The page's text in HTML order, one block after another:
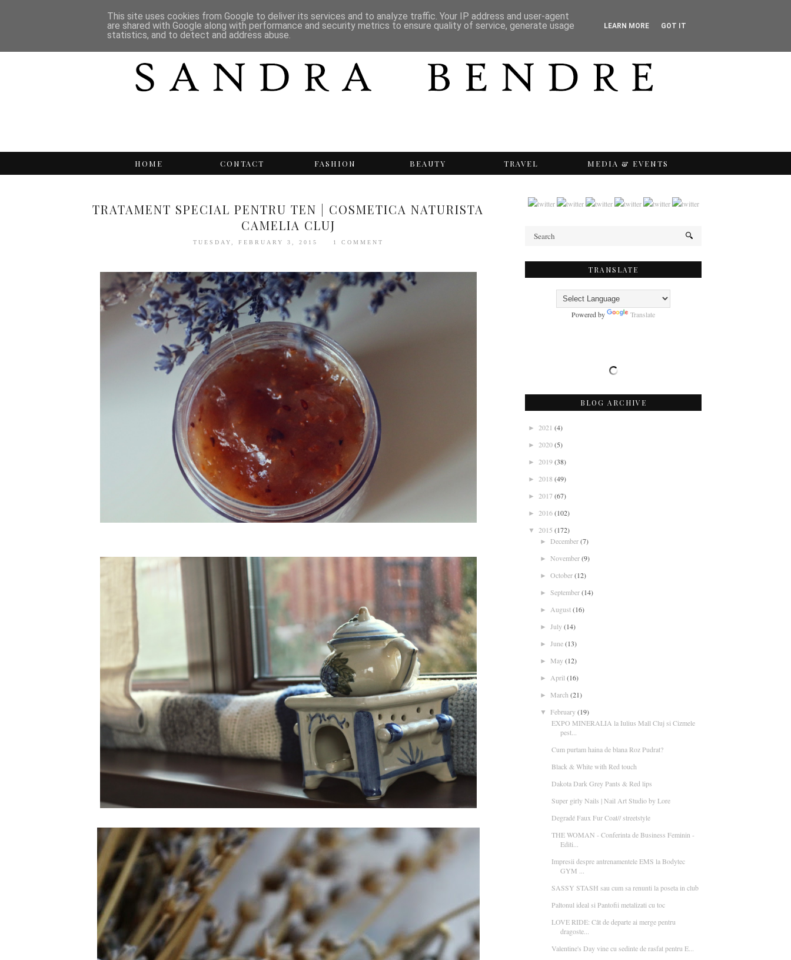
HOME CONTACT FASHION BEAUTY TRAVEL MEDIA & EVENTS
TRATAMENT SPECIAL PENTRU TEN | COSMETICA NATURISTA
CAMELIA CLUJ
TUESDAY, FEBRUARY 3, 2015 1 COMMENT
TRANSLATE
Powered by Translate
BLOG ARCHIVE
► 2021 (4)
► 2020(5)
► 2019(38)
► 2018 (49)
► 2017 (67)
► 2016(102)
▼ 2015 (172)
► December(7)
► November(9)
► October(12)
► September(14)
► August(16)
► July(14)
► June(13)
► May(12)
► April (16)
► March (21)
▼ February(19)
EXPO MINERALIA la Iulius Mall Cluj si Cizmele
pest...
Cum purtam haina de blana Roz Pudrat?
Black & White with Red touch
Dakota Dark Grey Pants & Red lips
Super girly Nails | Nail Art Studio by Lore
Degradé Faux Fur Coat// streetstyle
THE WOMAN - Conferinta de Business Feminin -
Editi...
Impresii despre antrenamentele EMS la Bodytec
GYM ...
SASSY STASH sau cum sa renunti la poseta in club
Paltonul ideal si Pantofii metalizati cu toc
LOVE RIDE: Cât de departe ai merge pentru
dragoste...
Valentine's Day vine cu sedinte de rasfat pentru E...
This site uses cookies from Google to deliver its services and to analyze traffic. Your IP address and user-agent
are shared with Google along with performance and security metrics to ensure quality of service, generate usage
statistics, and to detect and address abuse.
LEARN MORE GOT IT